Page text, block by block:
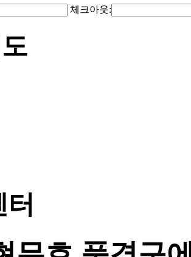
체크아웃:
터